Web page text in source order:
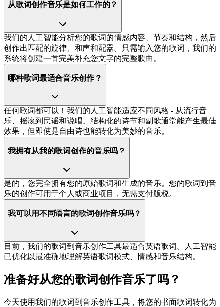
从歌词创作音乐是如何工作的？
我们的人工智能分析您的歌词的情感内容、节奏和结构，然后
创作出匹配的旋律、和声和配器。只需输入您的歌词，我们的
系统将创建一首完美补充您文字的完整歌曲。
哪种歌词最适合音乐创作？
任何歌词都可以！我们的人工智能适应不同风格 - 从流行音
乐、摇滚到民谣和说唱。结构化的诗节和副歌通常能产生最佳
效果，但即使是自由诗也能转化为美妙的音乐。
我拥有从我的歌词创作的音乐吗？
是的，您完全拥有您的原始歌词和生成的音乐。您的歌词到音
乐的创作可用于个人或商业项目，无需支付版税。
我可以用不同语言的歌词创作音乐吗？
目前，我们的歌词到音乐创作工具最适合英语歌词。人工智能
已优化以最准确地理解英语歌词模式、情感和音乐结构。
准备好从您的歌词创作音乐了吗？
今天使用我们的歌词到音乐创作工具，将您的书面歌词转化为